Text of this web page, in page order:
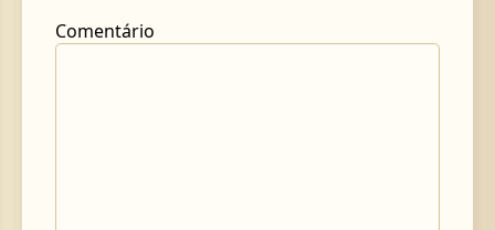
Comentário